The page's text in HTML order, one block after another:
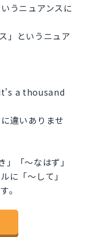
うニュアンスに
」というニュア
a thousand
違いありませ
「〜なはず」
に「〜して」
。